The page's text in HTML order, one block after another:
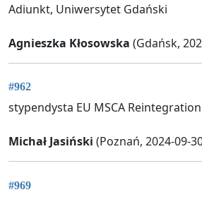
Adiunkt, Uniwersytet Gdański
Agnieszka Kłosowska (Gdańsk,
#962
stypendysta EU MSCA
Michał Jasiński (Poznań, 2024-09-
#969